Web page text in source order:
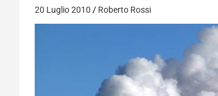
20 Luglio 2010 Roberto Rossi